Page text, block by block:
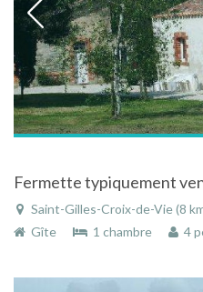
Saint-Gilles-Croix-de-Vie (8
Gîte
1 chambre 4